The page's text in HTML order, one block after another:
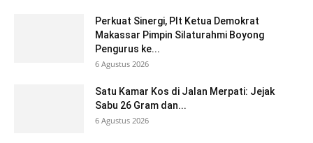
Perkuat Sinergi, Plt Ketua Demokrat
Makassar Pimpin Silaturahmi Boyong
Pengurus ke...
6 Agustus 2026
Satu Kamar Kos di Jalan Merpati: Jejak
Sabu 26 Gram dan...
6 Agustus 2026